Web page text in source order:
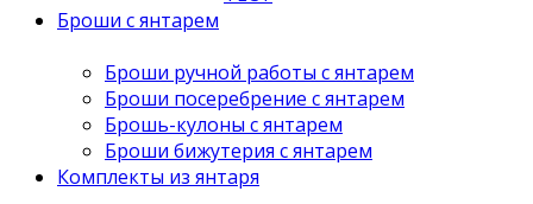
Броши с янтарем
Броши ручной работы с янтарем
Броши посеребрение с янтарем
Брошь-кулоны с янтарем
Броши бижутерия с янтарем
Комплекты из янтаря